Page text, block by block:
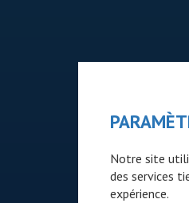
Notre site
des services
expérience.